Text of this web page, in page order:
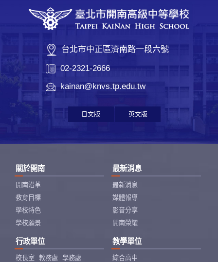
台北市中正區濟南路一段六號
02-2321-2666
kainan@knvs.tp.edu.tw
日文版 英文版
關於開南
開南沿革
教育目標
學校特色
學校願景
最新消息
最新消息
媒體報導
影音分享
開南榮耀
行政單位
校長室 教務處
學務處
教學單位
綜合高中